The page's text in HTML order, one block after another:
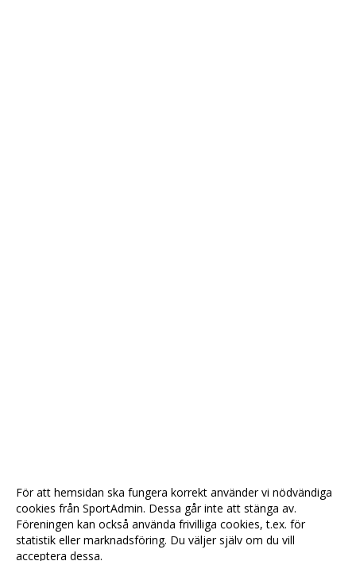
För att hemsidan ska fungera korrekt använder vi nödvändiga
cookies från SportAdmin. Dessa går inte att stänga av.
Föreningen kan också använda frivilliga cookies, t.ex. för
statistik eller marknadsföring. Du väljer själv om du vill
acceptera dessa.